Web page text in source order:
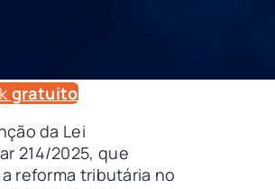
gratuito
da Lei
214/2025, que
reforma tributária no